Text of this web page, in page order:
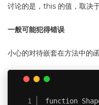
讨论的是，this 的值，取决
一般可能犯得错误
小心的对待嵌套在方法中的
function